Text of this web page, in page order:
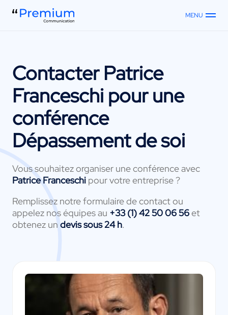
MENU
ContacterPatrice
Franceschipour une
conférence
Dépassement de soi
Vous souhaitez organiser une conférence avec
Patrice Franceschi pour votre entreprise ?
Remplissez notre formulaire de contact ou
appelez nos équipes au +33 (1) 42 50 06 56et
obtenez un devis sous 24 h.